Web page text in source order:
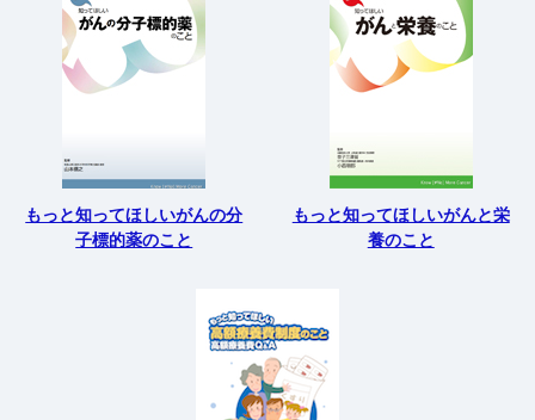
もっと知ってほしいがんの分
子標的薬のこと
もっと知ってほしいがんと栄
養のこと